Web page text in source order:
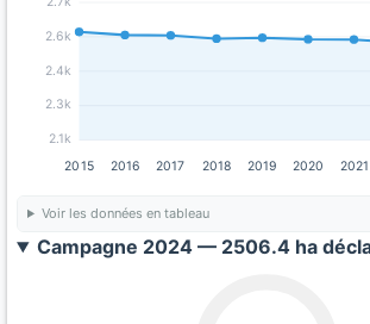
2.1k
2.3k
2.4k
2.6k
2015 2016 2017 2018 2019 2020 2021
Voir les données en tableau
Campagne 2024 — 2506.4 ha